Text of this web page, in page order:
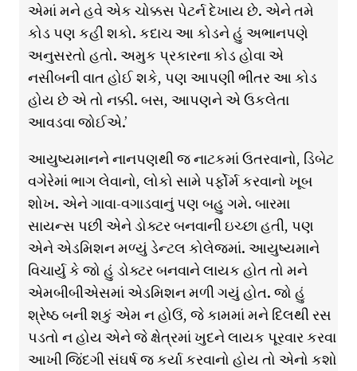
એમાં મને હવે એક ચોક્કસ પેટર્ન દેખાય છે. એને તમે
કોડ પણ કહી શકો. કદાચ આ કોડને હું અભાનપણે
અનુસરતો હતો. અમુક પ્રકારના કોડ હોવા એ
નસીબની વાત હોઈ શકે, પણ આપણી ભીતર આ કોડ
હોય છે એ તો નક્કી. બસ, આપણને એ ઉકલેતા
આવડવા જોઈએ.’
આયુષ્યમાનને નાનપણથી જ નાટકમાં ઉતરવાનો, ડિબેટ
વગેરેમાં ભાગ લેવાનો, લોકો સામે પર્ફોર્મ કરવાનો ખૂબ
શોખ. એને ગાવા-વગાડવાનું પણ બહુ ગમે. બારમા
સાયન્સ પછી એને ડોક્ટર બનવાની ઇચ્છા હતી, પણ
એને એડમિશન મળ્યું ડેન્ટલ કોલેજમાં. આયુષ્યમાને
વિચાર્યુ કે જો હું ડોક્ટર બનવાને લાયક હોત તો મને
એમબીબીએસમાં એડમિશન મળી ગયું હોત. જો હું
શ્રેષ્ઠ બની શકું એમ ન હોઉં, જે કામમાં મને દિલથી રસ
પડતો ન હોય એને જે ક્ષેત્રમાં ખુદને લાયક પૂરવાર કરવા
આખી જિંદગી સંઘર્ષ જ કર્યા કરવાનો હોય તો એનો કશો